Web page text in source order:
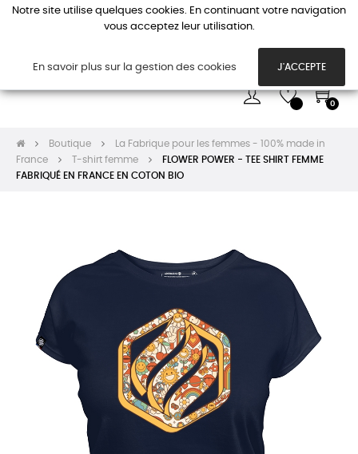
la
0
Boutique
La Fabrique pour les femmes - 100% made in
France
T-shirt femme
FLOWER POWER - TEE SHIRT FEMME
FABRIQUÉ EN FRANCE EN COTON BIO
Notre site utilise quelques cookies. En continuant votre navigation
vous acceptez leur utilisation.
En savoir plus sur la gestion des cookies J'ACCEPTE